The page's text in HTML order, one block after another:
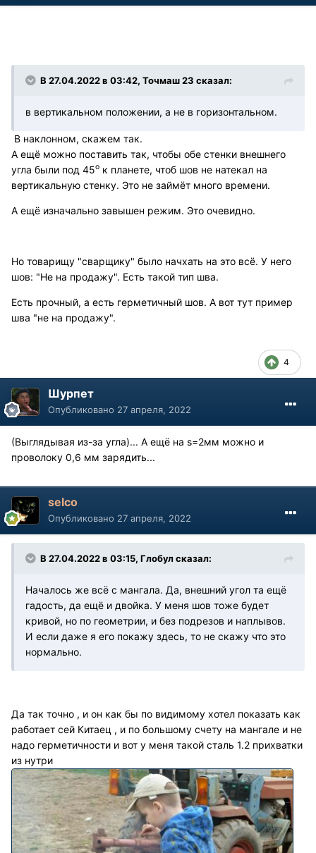
В 27.04.2022 в 03:42, Точмаш 23 сказал:
в вертикальном положении, а не в горизонтальном.
В наклонном, скажем так.
А ещё можно поставить так, чтобы обе стенки внешнего
угла были под 45о к планете, чтоб шов не натекал на
вертикальную стенку. Это не займёт много времени.
А ещё изначально завышен режим. Это очевидно.
Но товарищу "сварщику" было начхать на это всё. У него
шов: "Не на продажу". Есть такой тип шва.
Есть прочный, а есть герметичный шов. А вот тут пример
шва "не на продажу".
4
Шурпет
Опубликовано 27 апреля, 2022
(Выглядывая из-за угла)... А ещё на s=2мм можно и
проволоку 0,6 мм зарядить...
selco
Опубликовано 27 апреля, 2022
В 27.04.2022 в 03:15, Глобул сказал:
Началось же всё с мангала. Да, внешний угол та ещё
гадость, да ещё и двойка. У меня шов тоже будет
кривой, но по геометрии, и без подрезов и наплывов.
И если даже я его покажу здесь, то не скажу что это
нормально.
Да так точно , и он как бы по видимому хотел показать как
работает сей Китаец , и по большому счету на мангале и не
надо герметичности и вот у меня такой сталь 1.2 прихватки
из нутри